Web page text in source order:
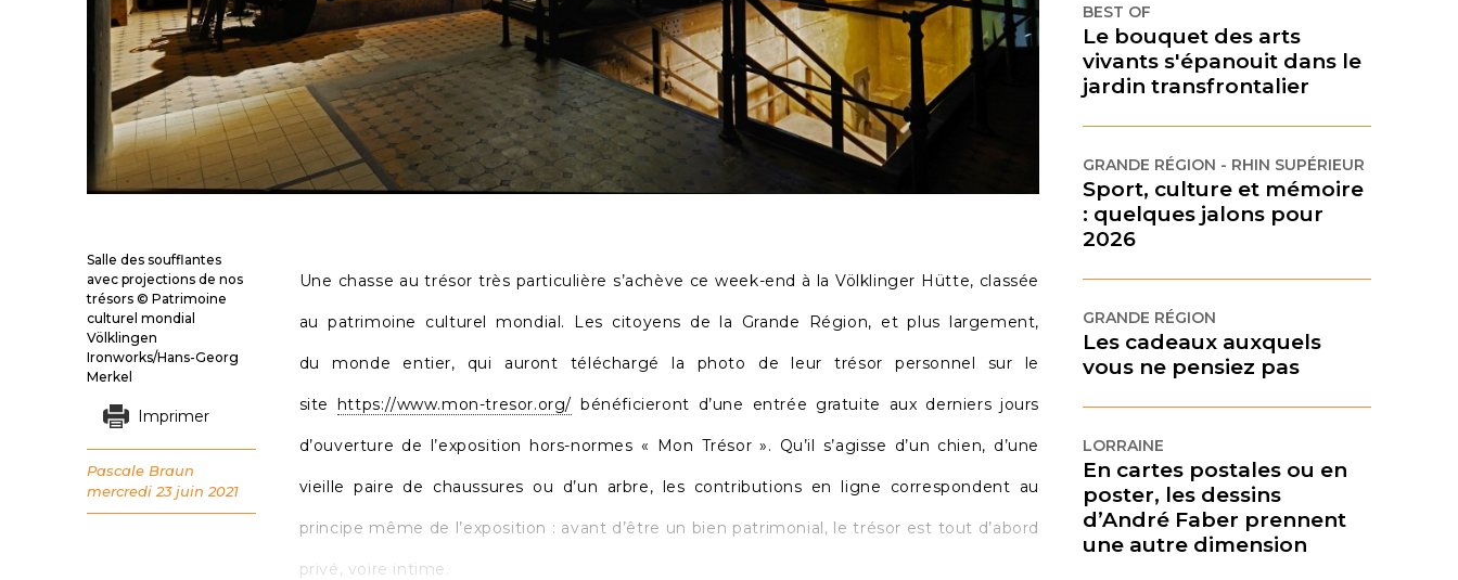
Une chasse au trésor très particulière s’achève ce week-end à la Völklinger Hütte, classée
au patrimoine culturel mondial. Les citoyens de la Grande Région, et plus largement,
du monde entier, qui auront téléchargé la photo de leur trésor personnel sur le
site https://www.mon-tresor.org/ bénéficieront d’une entrée gratuite aux derniers jours
d’ouverture de l’exposition hors-normes « Mon Trésor ». Qu’il s’agisse d’un chien, d’une
vieille paire de chaussures ou d’un arbre, les contributions en ligne correspondent au
principe même de l’exposition : avant d’être un bien patrimonial, le trésor est tout d’abord
privé, voire intime.
Salle des soufflantes
avec projections de nos
trésors © Patrimoine
culturel mondial
Völklingen
Ironworks/Hans-Georg
Merkel
Imprimer
Pascale Braun
mercredi 23 juin 2021
BEST OF
Le bouquet des arts
vivants s'épanouit dans le
jardin transfrontalier
GRANDE RÉGION - RHIN SUPÉRIEUR
Sport, culture et mémoire
: quelques jalons pour
2026
GRANDE RÉGION
Les cadeaux auxquels
vous ne pensiez pas
LORRAINE
En cartes postales ou en
poster, les dessins
d’André Faber prennent
une autre dimension